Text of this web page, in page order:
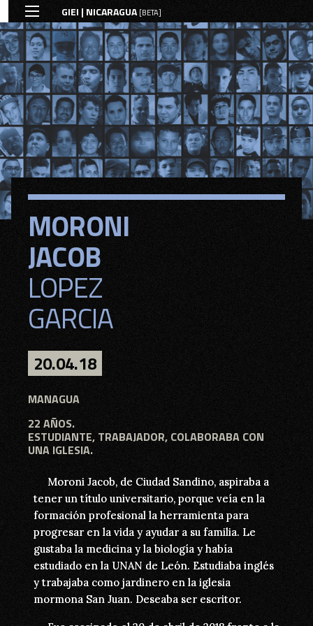
GIEI | NICARAGUA[BETA]
MORONI
JACOB
LOPEZ
GARCIA
20.04.18
MANAGUA - MANAGUA
22 AÑOS.
ESTUDIANTE, TRABAJADOR, COLABORABA CON
UNA IGLESIA.
Moroni Jacob, de Ciudad Sandino, aspiraba a
tener un título universitario, porque veía en la
formación profesional la herramienta para
progresar en la vida y ayudar a su familia. Le
gustaba la medicina y la biología y había
estudiado en la UNAN de León. Estudiaba inglés
y trabajaba como jardinero en la iglesia
mormona San Juan. Deseaba ser escritor.
MORONI
JACOB
LOPEZ
GARCIA
20.04.18
MANAGUA
22 AÑOS.
ESTUDIANTE, TRABAJADOR, COLABORABA CON
UNA IGLESIA.
Moroni Jacob, de Ciudad Sandino, aspiraba a
tener un título universitario, porque veía en la
formación profesional la herramienta para
progresar en la vida y ayudar a su familia. Le
gustaba la medicina y la biología y había
estudiado en la UNAN de León. Estudiaba inglés
y trabajaba como jardinero en la iglesia
mormona San Juan. Deseaba ser escritor.